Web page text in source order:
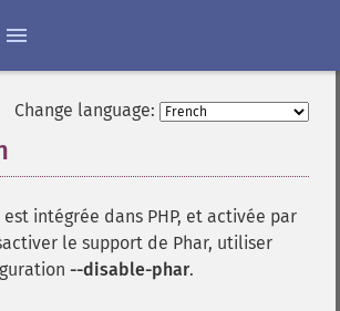
Change language:
intégrée dans PHP, et activée par
le support de Phar, utiliser
--disable-phar.